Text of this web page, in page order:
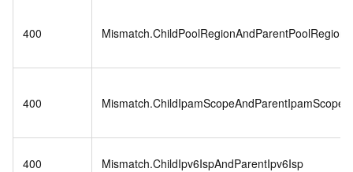
400 Mismatch.ChildPoolRegionAndParentPoolRegion
400 Mismatch.ChildIpamScopeAndParentIpamScope
400 Mismatch.ChildIpv6IspAndParentIpv6Isp